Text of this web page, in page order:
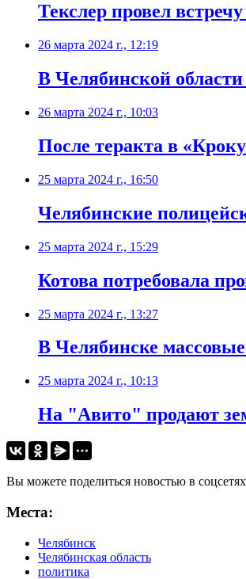
Текслер провел
26 марта 2024 г., 12:19
В Челябинской области
26 марта 2024 г., 10:03
После теракта в
25 марта 2024 г., 16:50
Челябинские
25 марта 2024 г., 15:29
Котова потребовала
25 марта 2024 г., 13:27
В Челябинске
25 марта 2024 г., 10:13
На "Авито" продают
Вы можете поделиться новостью в соцсетях
Места:
Челябинск
Челябинская область
политика